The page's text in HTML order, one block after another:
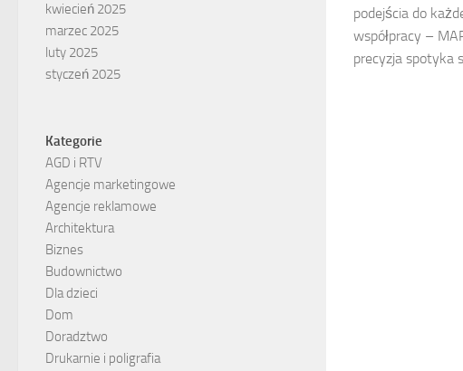
podejścia do
współpracy –
precyzja spotyka
kwiecień 2025
marzec 2025
luty 2025
styczeń 2025
Kategorie
AGD i RTV
Agencje marketingowe
Agencje reklamowe
Architektura
Biznes
Budownictwo
Dla dzieci
Dom
Doradztwo
Drukarnie i poligrafia